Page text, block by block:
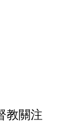
教關注